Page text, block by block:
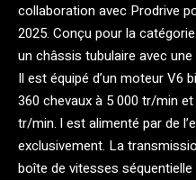
collaboration avec Prodrive
2025. Conçu pour la
un châssis tubulaire avec
Il est équipé d’un moteur V6
360 chevaux à 5 000 tr/min
tr/min. l est alimenté par de
exclusivement. La
boîte de vitesses